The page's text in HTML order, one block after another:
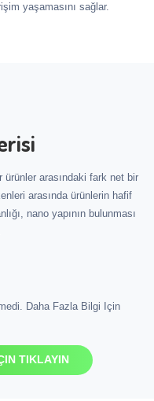
yaşamasını sağlar.
arasındaki fark net bir
arasında ürünlerin hafif
nano yapının bulunması
Daha Fazla Bilgi Için
TIKLAYIN